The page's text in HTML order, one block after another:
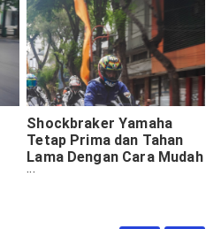
Shockbraker Yamaha
Tetap Prima dan Tahan
Lama Dengan Cara Mudah
Berikut Ini